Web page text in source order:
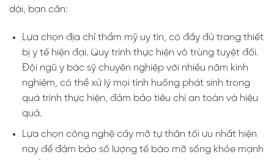
dài, bạn cần:
Lựa chọn địa chỉ thẩm mỹ uy tín, có đầy đủ trang thiết
bị y tế hiện đại. Quy trình thực hiện vô trùng tuyệt đối.
Đội ngũ y bác sỹ chuyên nghiệp với nhiều năm kinh
nghiệm, có thể xử lý mọi tình huống phát sinh trong
quá trình thực hiện, đảm bảo tiêu chí an toàn và hiệu
quả.
Lựa chọn công nghệ cấy mỡ tự thân tối ưu nhất hiện
nay để đảm bảo số lượng tế bào mỡ sống khỏe mạnh